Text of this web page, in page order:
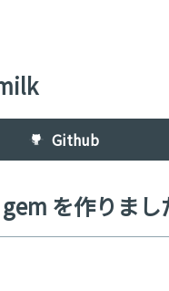
Github
を作りまし